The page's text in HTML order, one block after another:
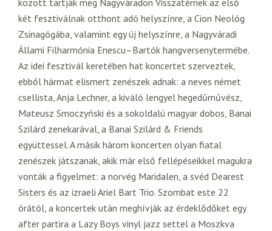
között tartják meg Nagyváradon Visszatérnek az első
két fesztiválnak otthont adó helyszínre, a Cion Neológ
Zsinagógába, valamint egy új helyszínre, a Nagyváradi
Állami Filharmónia Enescu–Bartók hangversenytermébe.
Az idei fesztivál keretében hat koncertet szerveztek,
ebből hármat elismert zenészek adnak: a neves német
csellista, Anja Lechner, a kiváló lengyel hegedűművész,
Mateusz Smoczyński és a sokoldalú magyar dobos, Banai
Szilárd zenekarával, a Banai Szilárd & Friends
együttessel. A másik három koncerten olyan fiatal
zenészek játszanak, akik már első fellépéseikkel magukra
vonták a figyelmet: a norvég Maridalen, a svéd Dearest
Sisters és az izraeli Ariel Bart Trio. Szombat este 22
órától, a koncertek után meghívják az érdeklődőket egy
after partira a Lazy Boys vinyl jazz settel a Moszkva